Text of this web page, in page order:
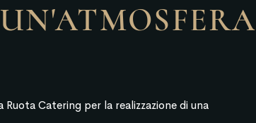
Catering per la realizzazione di una